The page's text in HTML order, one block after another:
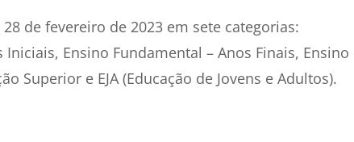
de fevereiro de 2023 em sete categorias:
Ensino Fundamental – Anos Finais, Ensino
Superior e EJA (Educação de Jovens e Adultos).